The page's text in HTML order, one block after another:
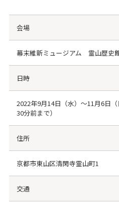
会場
幕末維新ミュージアム 霊山歴史
日時
2022年9月14日（水）～11月6日
30分前まで）
住所
京都市東山区清閑寺霊山町1
交通